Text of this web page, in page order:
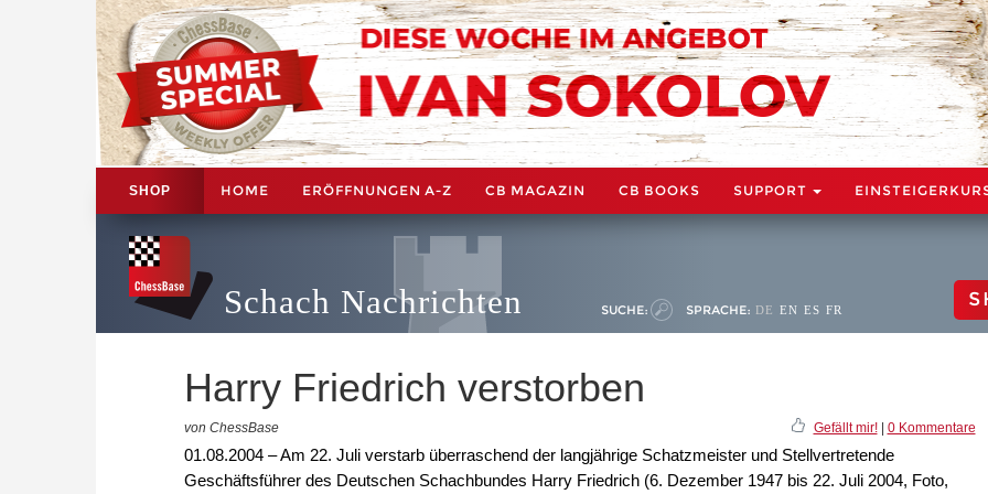
SHOP HOME ERÖFFNUNGEN A-Z CB MAGAZIN CB BOOKS SUPPORT
Schach Nachrichten SUCHE: SPRACHE: DE EN ES FR
Harry Friedrich verstorben
von ChessBase Gefällt mir!| 0 Kommentare
01.08.2004 – Am 22. Juli verstarb überraschend der langjährige Schatzmeister und Stellvertretende
Geschäftsführer des Deutschen Schachbundes Harry Friedrich (6. Dezember 1947 bis 22. Juli 2004, Foto,